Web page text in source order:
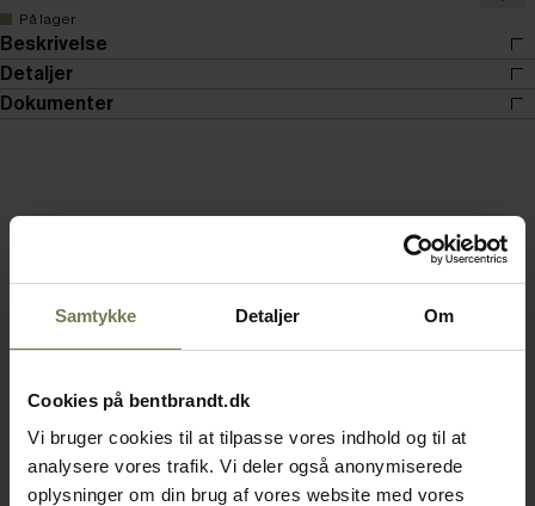
Samtykke Detaljer Om
Cookies på bentbrandt.dk
Vi bruger cookies til at tilpasse vores indhold og til at
analysere vores trafik. Vi deler også anonymiserede
oplysninger om din brug af vores website med vores
På lager
Beskrivelse
Detaljer
Dokumenter